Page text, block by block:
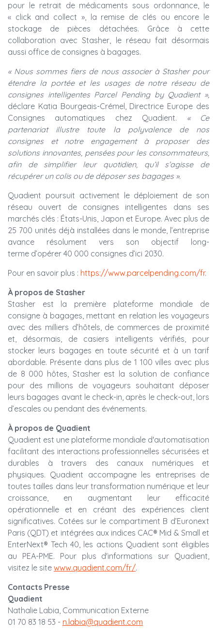
pour le retrait de médicaments sous ordonnance, le
« click and collect », la remise de clés ou encore le
stockage de pièces détachées. Grâce à cette
collaboration avec Stasher, le réseau fait désormais
aussi office de consignes à bagages.
« Nous sommes fiers de nous associer à Stasher pour
étendre la portée et les usages de notre réseau de
consignes intelligentes Parcel Pending by Quadient »,
déclare Katia Bourgeais-Crémel, Directrice Europe des
Consignes automatiques chez Quadient. « Ce
partenariat illustre toute la polyvalence de nos
consignes et notre engagement à proposer des
solutions innovantes, pensées pour les consommateurs,
afin de simplifier leur quotidien, qu’il s’agisse de
récupérer un colis ou de déposer ses bagages ».
Quadient poursuit activement le déploiement de son
réseau ouvert de consignes intelligentes dans ses
marchés clés : États-Unis, Japon et Europe. Avec plus de
25 700 unités déjà installées dans le monde, l’entreprise
avance résolument vers son objectif long-
terme d’opérer 40 000 consignes d’ici 2030.
Pour en savoir plus : https://www.parcelpending.com/fr.
À propos de Stasher
Stasher est la première plateforme mondiale de
consigne à bagages, mettant en relation les voyageurs
avec des milliers d’hôtels, de commerces de proximité
et, désormais, de casiers intelligents vérifiés, pour
stocker leurs bagages en toute sécurité et à un tarif
abordable. Présente dans plus de 1 100 villes avec plus
de 8 000 hôtes, Stasher est la solution de confiance
pour des millions de voyageurs souhaitant déposer
leurs bagages avant le check-in, après le check-out, lors
d’escales ou pendant des événements.
À propos de Quadient
Quadient est une plateforme mondiale d'automatisation
facilitant des interactions professionnelles sécurisées et
durables à travers des canaux numériques et
physiques. Quadient accompagne les entreprises de
toutes tailles dans leur transformation numérique et leur
croissance, en augmentant leur efficacité
opérationnelle et en créant des expériences client
significatives. Cotées sur le compartiment B d’Euronext
Paris (QDT) et intégrées aux indices CAC® Mid & Small et
EnterNext® Tech 40, les actions Quadient sont éligibles
au PEA-PME. Pour plus d'informations sur Quadient,
visitez le site www.quadient.com/fr/.
Contacts Presse
Quadient
Nathalie Labia, Communication Externe
01 70 83 18 53 - n.labia@quadient.com